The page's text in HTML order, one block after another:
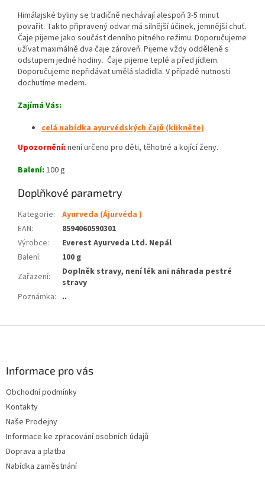
Himálajské byliny se tradičně nechávají alespoň 3-5 minut
povařit. Takto připravený odvar má silnější účinek, jemnější chuť.
Čaje pijeme jako součást denního pitného režimu. Doporučujeme
užívat maximálně dva čaje zároveň. Pijeme vždy odděleně s
odstupem jedné hodiny. Čaje pijeme teplé a před jídlem.
Doporučujeme nepřidávat umělá sladidla. V případě nutnosti
dochutíme medem.
Zajímá Vás:
celá nabídka ayurvédských čajů (klikněte)
Upozornění: není určeno pro děti, těhotné a kojící ženy.
Balení: 100 g
Doplňkové parametry
Kategorie:
Ayurveda (Ájurvéda )
EAN:
8594060590301
Výrobce:
Everest Ayurveda Ltd. Nepál
Balení:
100 g
Zařazení:
Doplněk stravy, není lék ani náhrada pestré
stravy
Poznámka: ..
Informace pro vás
Obchodní podmínky
Kontakty
Naše Prodejny
Informace ke zpracování osobních údajů
Doprava a platba
Nabídka zaměstnání